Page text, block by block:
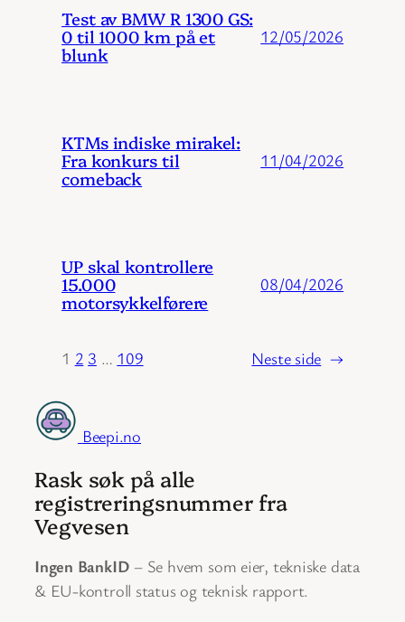
Test av BMW R 1300 GS:
0 til 1000 km på et
blunk
12/05/2026
KTMs indiske mirakel:
Fra konkurs til
comeback
11/04/2026
UP skal kontrollere
15.000
motorsykkelførere
08/04/2026
1 2 3 … 109 Neste side →
Beepi.no
Rask søk på alle
registreringsnummer fra
Vegvesen
Ingen BankID – Se hvem som eier, tekniske data
& EU-kontroll status og teknisk rapport.